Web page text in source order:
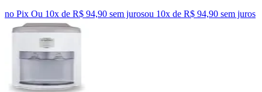
no Pix Ou 10x de R$ 94,90 sem jurosou 10x de R$ 94,90 sem juros